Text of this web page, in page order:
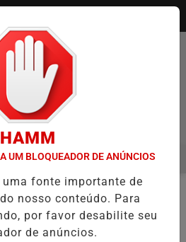
PAULISTA MASCULINO DA
MENU
#TENIS
HAMM
UM BLOQUEADOR DE ANÚNCIOS
fonte importante de
nosso conteúdo. Para
por favor desabilite seu
de anúncios.